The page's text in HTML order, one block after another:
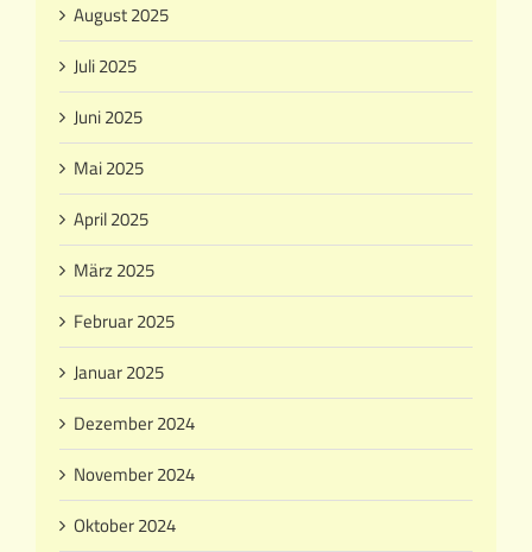
August 2025
Juli 2025
Juni 2025
Mai 2025
April 2025
März 2025
Februar 2025
Januar 2025
Dezember 2024
November 2024
Oktober 2024